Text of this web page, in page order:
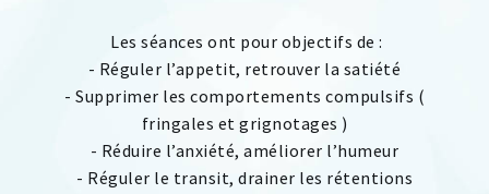
Les séances ont pour objectifs de :
- Réguler l’appetit, retrouver la satiété
- Supprimer les comportements compulsifs (
fringales et grignotages )
- Réduire l’anxiété, améliorer l’humeur
- Réguler le transit, drainer les rétentions